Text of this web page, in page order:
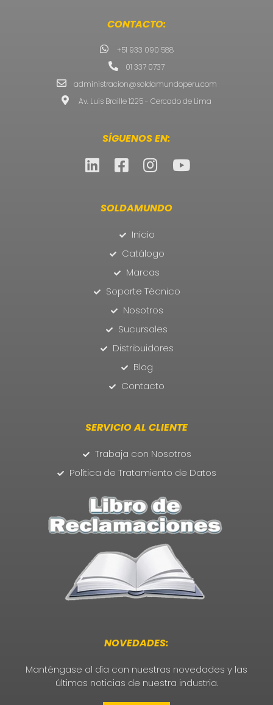
CONTACTO:
+51 933 090 588
01 337 0737
administracion@soldamundoperu.com
Av. Luis Braille 1225 - Cercado de Lima
SÍGUENOS EN:
SOLDAMUNDO
Inicio
Catálogo
Marcas
Soporte Técnico
Nosotros
Sucursales
Distribuidores
Blog
Contacto
SERVICIO AL CLIENTE
Trabaja con Nosotros
Política de Tratamiento de Datos
NOVEDADES:
Manténgase al día con nuestras novedades y las
últimas noticias de nuestra industria.